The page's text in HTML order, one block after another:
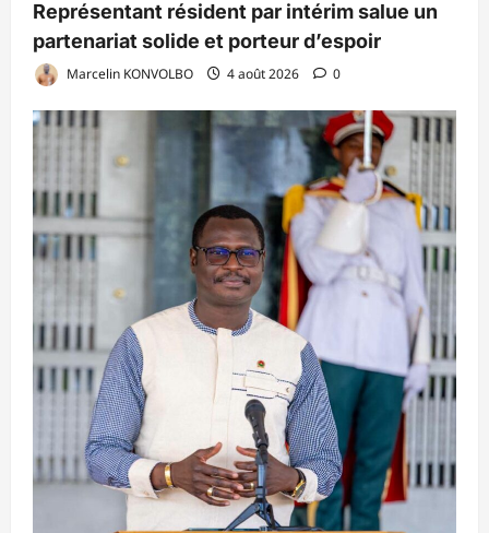
Représentant résident par intérim salue un
partenariat solide et porteur d’espoir
Marcelin KONVOLBO 4 août 2026 0